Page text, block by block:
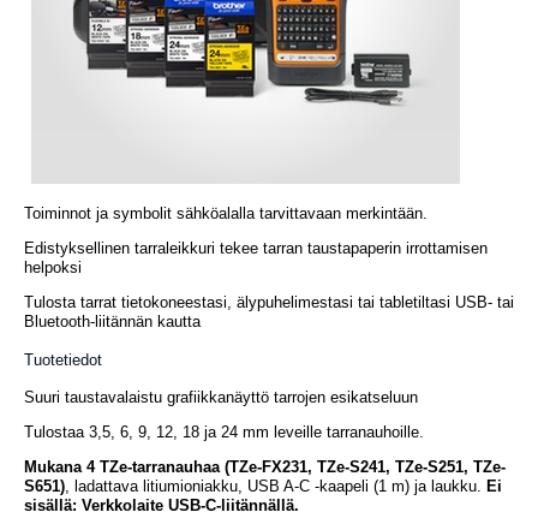
‌Toiminnot ja symbolit sähköalalla tarvittavaan merkintään.
Edistyksellinen tarraleikkuri tekee tarran taustapaperin irrottamisen
helpoksi
Tulosta tarrat tietokoneestasi, älypuhelimestasi tai tabletiltasi USB- tai
Bluetooth-liitännän kautta
Tuotetiedot
Suuri taustavalaistu grafiikkanäyttö tarrojen esikatseluun
Tulostaa 3,5, 6, 9, 12, 18 ja 24 mm leveille tarranauhoille.
Mukana 4 TZe-tarranauhaa (TZe-FX231, TZe-S241, TZe-S251, TZe-
S651) , ladattava litiumioniakku, USB A-C -kaapeli (1 m) ja laukku. Ei
sisällä: Verkkolaite USB-C-liitännällä.